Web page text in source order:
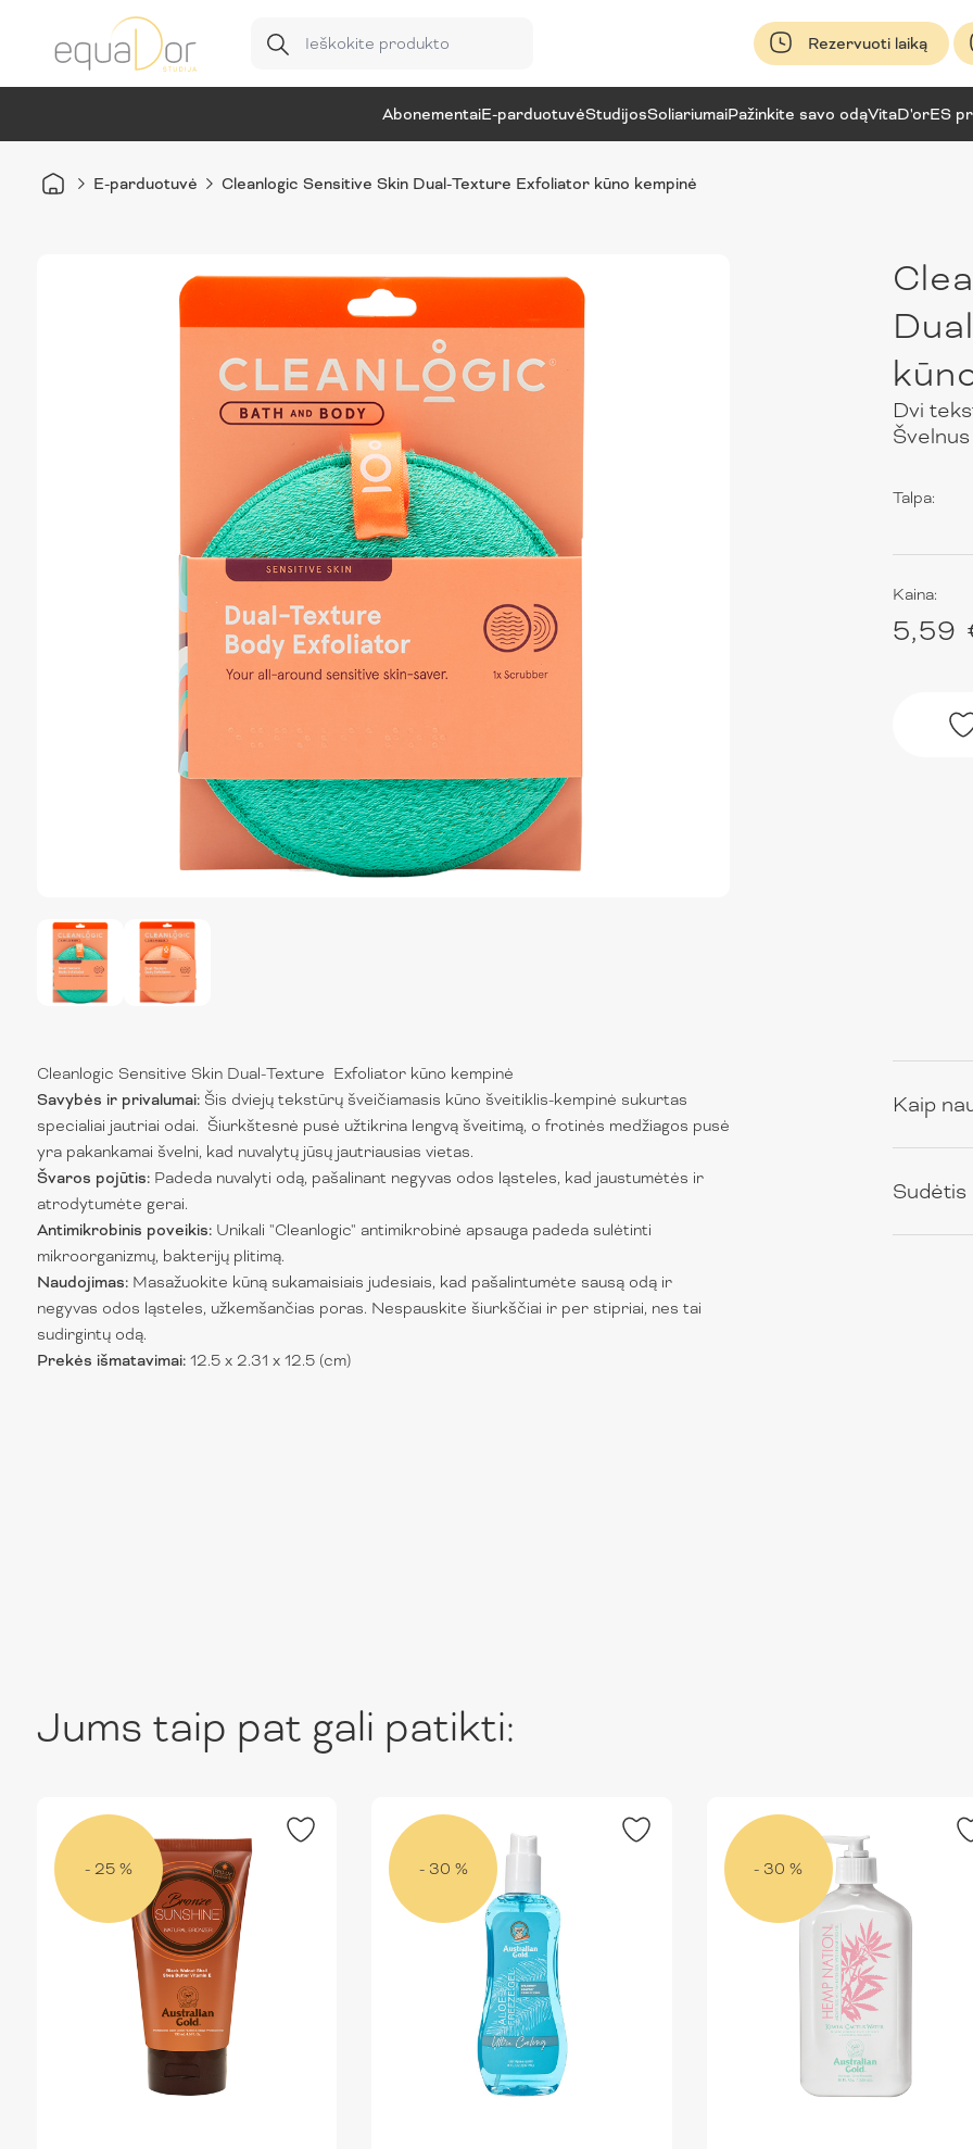
Rezervuoti laiką
AbonementaiE-parduotuvėStudijosSoliariumaiPažinkite savo odąVitaD'orES
E-parduotuvė Cleanlogic Sensitive Skin Dual-Texture Exfoliator kūno kempinė
Dvi
Talpa:
Kaina:
5,59
Cleanlogic Sensitive Skin Dual-Texture Exfoliator kūno kempinė
Savybės ir privalumai: Šis dviejų tekstūrų šveičiamasis kūno šveitiklis-kempinė sukurtas
specialiai jautriai odai. Šiurkštesnė pusė užtikrina lengvą šveitimą, o frotinės medžiagos pusė
yra pakankamai švelni, kad nuvalytų jūsų jautriausias vietas.
Švaros pojūtis: Padeda nuvalyti odą, pašalinant negyvas odos ląsteles, kad jaustumėtės ir
atrodytumėte gerai.
Antimikrobinis poveikis: Unikali "Cleanlogic" antimikrobinė apsauga padeda sulėtinti
mikroorganizmų, bakterijų plitimą.
Naudojimas: Masažuokite kūną sukamaisiais judesiais, kad pašalintumėte sausą odą ir
negyvas odos ląsteles, užkemšančias poras. Nespauskite šiurkščiai ir per stipriai, nes tai
sudirgintų odą.
Prekės išmatavimai:12.5 x 2.31 x 12.5 (cm)
Kaip
Sudėtis
Jums taip pat gali patikti:
- 25 % - 30 % - 30 %